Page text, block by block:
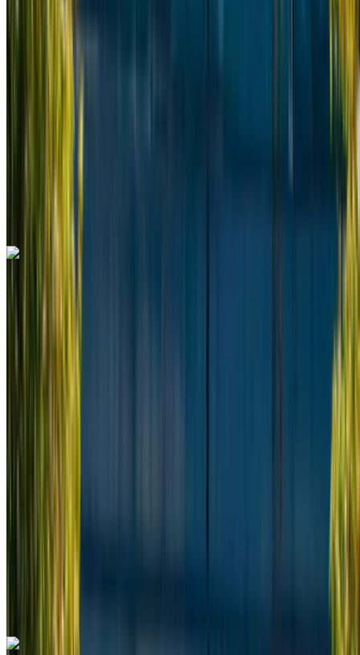
MAD 3250
Aeropuerto internacional de Tánger, Tánger
2022
internacional de Tánger, Tánger
+212708889994